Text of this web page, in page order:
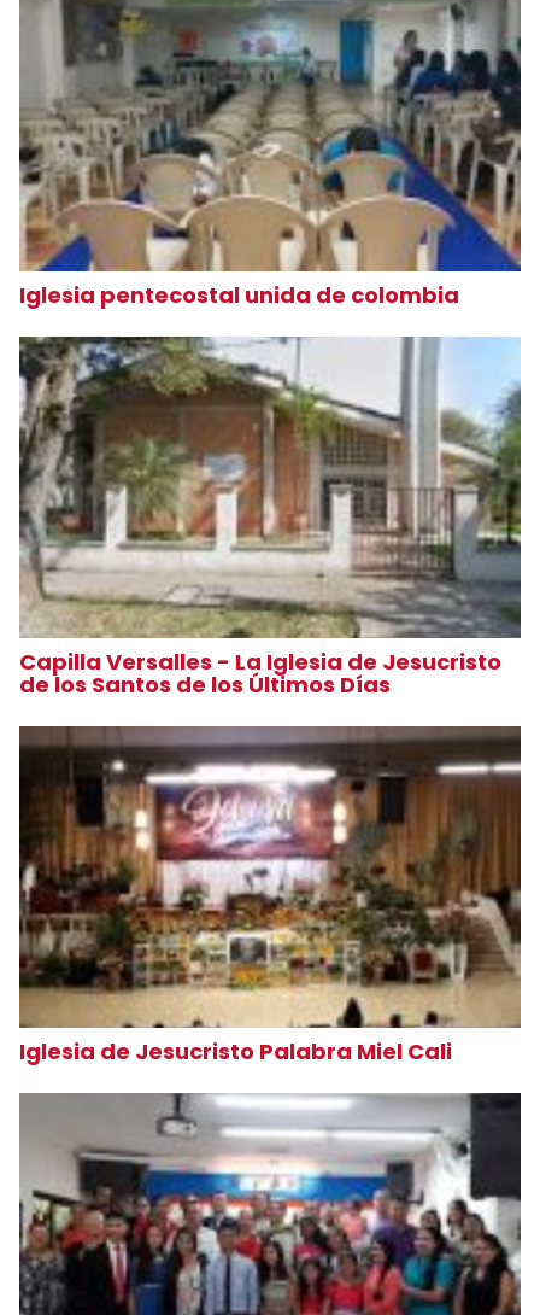
Iglesia pentecostal unida de colombia
Capilla Versalles - La Iglesia de Jesucristo
de los Santos de los Últimos Días
Iglesia de Jesucristo Palabra Miel Cali